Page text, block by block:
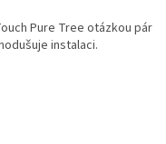
Pure Tree otázkou pár
instalaci.